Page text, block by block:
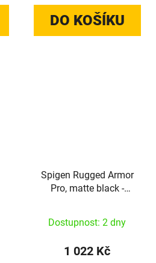
DO KOŠÍKU
Spigen Rugged Armor
Pro, matte black -
Dostupnost: 2 dny
1 022 Kč